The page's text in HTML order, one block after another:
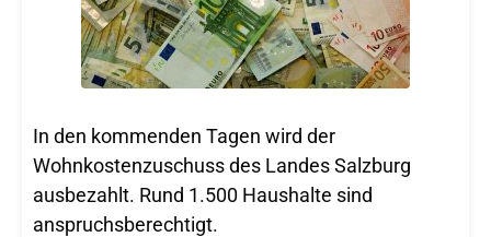
In den kommenden Tagen wird der
Wohnkostenzuschuss des Landes Salzburg
ausbezahlt. Rund 1.500 Haushalte sind
anspruchsberechtigt.